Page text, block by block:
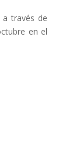
a través de
en el